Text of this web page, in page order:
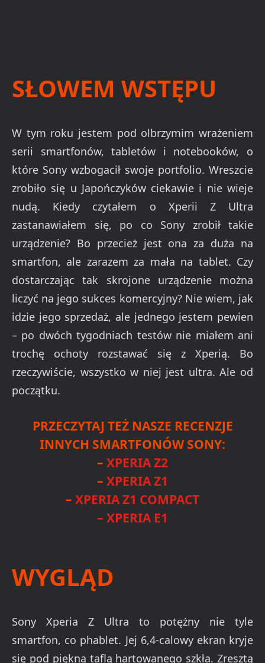
SŁOWEM WSTĘPU
W tym roku jestem pod olbrzymim wrażeniem
serii smartfonów, tabletów i notebooków, o
które Sony wzbogacił swoje portfolio. Wreszcie
zrobiło się u Japończyków ciekawie i nie wieje
nudą. Kiedy czytałem o Xperii Z Ultra
zastanawiałem się, po co Sony zrobił takie
urządzenie? Bo przecież jest ona za duża na
smartfon, ale zarazem za mała na tablet. Czy
dostarczając tak skrojone urządzenie można
liczyć na jego sukces komercyjny? Nie wiem, jak
idzie jego sprzedaż, ale jednego jestem pewien
– po dwóch tygodniach testów nie miałem ani
trochę ochoty rozstawać się z Xperią. Bo
rzeczywiście, wszystko w niej jest ultra. Ale od
początku.
PRZECZYTAJ TEŻ NASZE RECENZJE
INNYCH SMARTFONÓW SONY:
– XPERIA Z2
– XPERIA Z1
– XPERIA Z1 COMPACT
– XPERIA E1
WYGLĄD
Sony Xperia Z Ultra to potężny nie tyle
smartfon, co phablet. Jej 6,4-calowy ekran kryje
się pod piękną taflą hartowanego szkła. Zresztą